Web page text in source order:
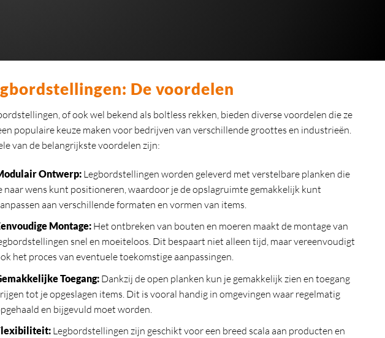
De voordelen
of ook wel bekend als boltless rekken, bieden diverse voordelen die ze
populaire keuze maken voor bedrijven van verschillende groottes en industrieën.
van de belangrijkste voordelen zijn:
Ontwerp:Legbordstellingen worden geleverd met verstelbare planken die
naar wens kunt positioneren, waardoor je de opslagruimte gemakkelijk kunt
aan verschillende formaten en vormen van items.
Montage:Het ontbreken van bouten en moeren maakt de montage van
snel en moeiteloos. Dit bespaart niet alleen tijd, maar vereenvoudigt
het proces van eventuele toekomstige aanpassingen.
Toegang:Dankzij de open planken kun je gemakkelijk zien en toegang
tot je opgeslagen items. Dit is vooral handig in omgevingen waar regelmatig
en bijgevuld moet worden.
Legbordstellingen zijn geschikt voor een breed scala aan producten en